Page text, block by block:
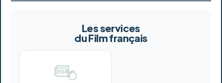
Les services
du Film français